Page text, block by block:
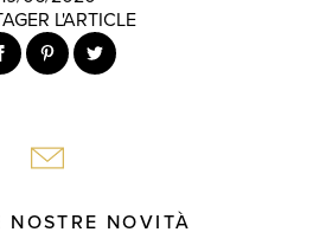
L'ARTICLE
NOSTRE NOVITÀ